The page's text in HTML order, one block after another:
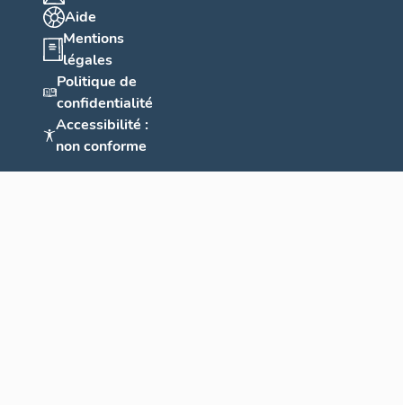
Aide
Mentions
légales
Politique de
confidentialité
Accessibilité :
non conforme